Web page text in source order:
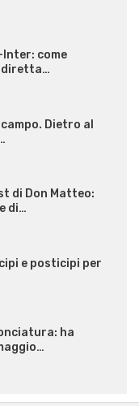
come
diretta…
Dietro al
di Don Matteo:
di…
e posticipi per
ha